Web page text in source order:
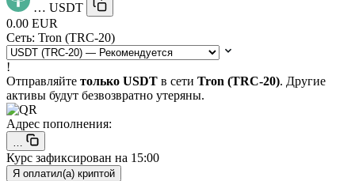
… USDT
0.00 EUR
Сеть: Tron (TRC-20)
!
Отправляйте только USDT в сети Tron (TRC-20). Другие
активы будут безвозвратно утеряны.
Адрес пополнения:
…
Курс зафиксирован на 15:00
Я оплатил(а) криптой